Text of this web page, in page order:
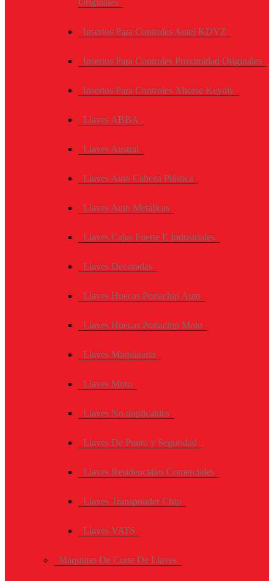
Insertos Para Controles Autel KDYZ
Insertos Para Controles Proximidad Originales
Insertos Para Controles Xhorse Keydiy
Llaves ABBA
Llaves Austral
Llaves Auto Cabeza Plástica
Llaves Auto Metálicas
Llaves Cajas Fuerte E Industriales
Llaves Decoradas
Llaves Huecas Portachip Auto
Llaves Huecas Portachip Moto
Llaves Maquinaria
Llaves Moto
Llaves No duplicables
Llaves De Punto y Seguridad
Llaves Residenciales Comerciales
Llaves Transponder Chip
Llaves VATS
Maquinas De Corte De Llaves